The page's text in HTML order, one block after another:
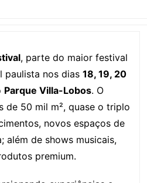
, parte do maior festival
paulista nos dias 18, 19, 20
Parque Villa-Lobos. O
de 50 mil m², quase o triplo
novos espaços de
além de shows musicais,
premium.